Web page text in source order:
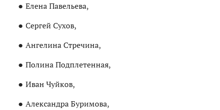
Елена Павельева,
Сергей Сухов,
Ангелина Стречина,
Полина Подплетенная,
Иван Чуйков,
Александра Буримова,